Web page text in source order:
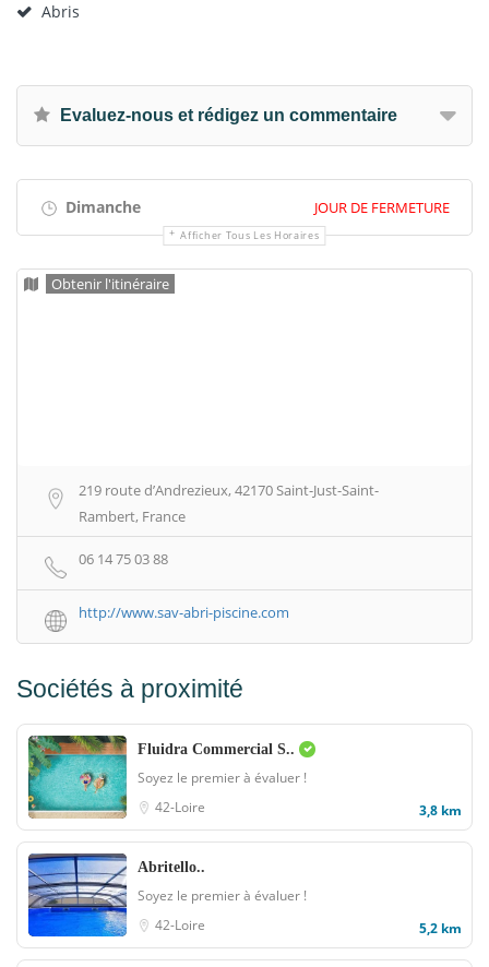
Abris
Evaluez-nous et rédigez un commentaire
Dimanche JOUR DE FERMETURE
Afficher Tous Les Horaires
Obtenir l'itinéraire
219 route d’Andrezieux, 42170 Saint-Just-Saint-
Rambert, France
06 14 75 03 88
http://www.sav-abri-piscine.com
Sociétés à proximité
Fluidra Commercial S..
Soyez le premier à évaluer !
42-Loire
3,8 km
Abritello..
Soyez le premier à évaluer !
42-Loire
5,2 km